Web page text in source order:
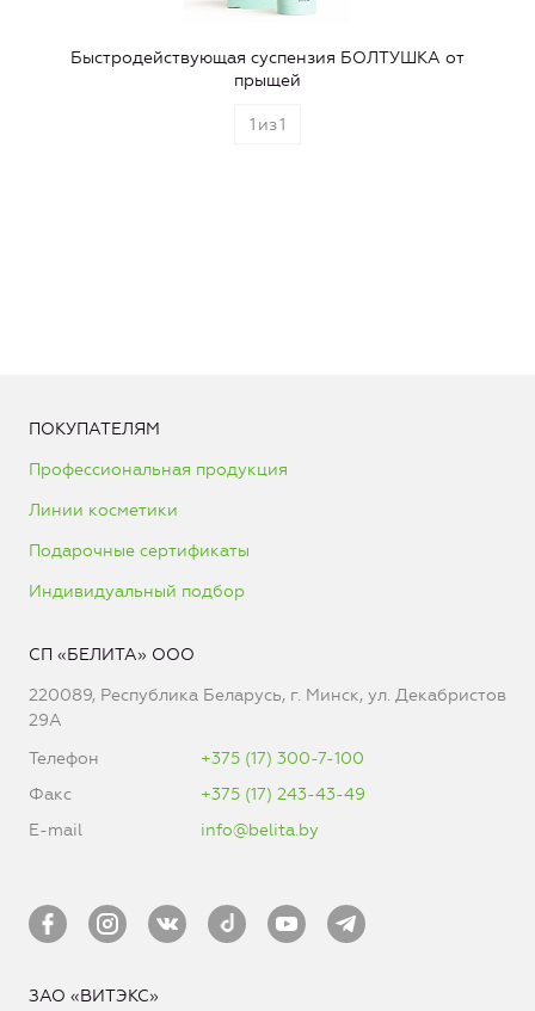
Быстродействующая суспензия БОЛТУШКА от
прыщей
1 из1
ПОКУПАТЕЛЯМ
Профессиональная продукция
Линии косметики
Подарочные сертификаты
Индивидуальный подбор
СП «БЕЛИТА» ООО
220089, Республика Беларусь, г. Минск, ул. Декабристов
29А
Телефон
+375 (17) 300-7-100
Факс
+375 (17) 243-43-49
E-mail
info@belita.by
ЗАО «ВИТЭКС»